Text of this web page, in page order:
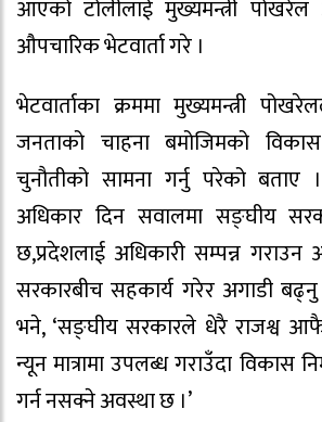
आएको टोलीलाई मुख्यमन्त्री पोखरेल
औपचारिक भेटवार्ता गरे ।
भेटवार्ताका क्रममा मुख्यमन्त्री
जनताको चाहना बमोजिमको
चुनौतीको सामना गर्नु परेको बताए
अधिकार दिन सवालमा सङ्घीय
छ,प्रदेशलाई अधिकारी सम्पन्न गराउन
सरकारबीच सहकार्य गरेर अगाडी
भने, ‘सङ्घीय सरकारले धेरै राजश्व
न्यून मात्रामा उपलब्ध गराउँदा विकास
गर्न नसक्ने अवस्था छ ।’